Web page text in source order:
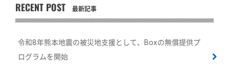
RECENT POST 最新記事
令和8年熊本地震の被災地支援として、Boxの無償提供プ
ログラムを開始